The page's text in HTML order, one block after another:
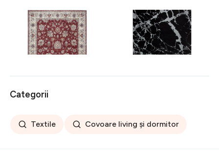
Covor rezistent Eko, ALT
05 - Red, Ivory, 100%
poliester, 80 x 150 cm
256 lei
Covor rezistent SM 21 -
Black, Silver XW, 80x300
441 lei
Categorii
Textile Covoare living și dormitor